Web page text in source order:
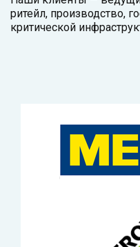
ритейл, производство,
критической